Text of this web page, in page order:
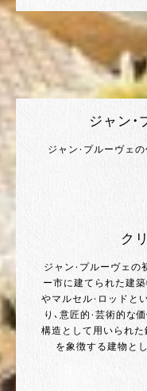
ジャン
ジャン・プルーヴェ
ク
ジャン・プルーヴェ
ー市に建てられた建
やマルセル・ロッドと
り、意匠的・芸術的な
構造として用いられた
を象徴する建物と